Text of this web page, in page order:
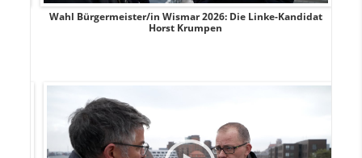
Wahl Bürgermeister/in Wismar 2026: Die Linke-Kandidat
Horst Krumpen